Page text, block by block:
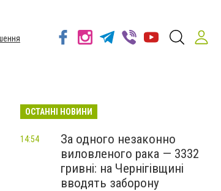
ОСТАННІ НОВИНИ
За одного незаконно
виловленого рака — 3332
гривні: на Чернігівщині
вводять заборону
14:54